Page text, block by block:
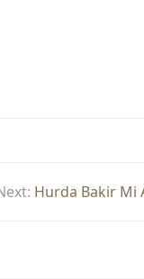
Hurda Bakir Mi